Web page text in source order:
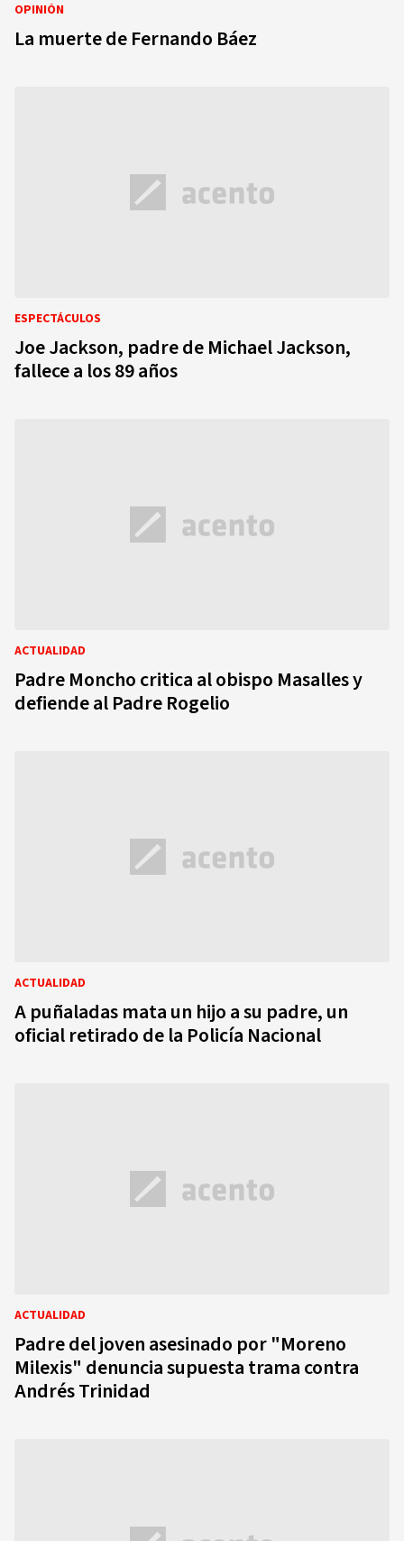
OPINIÓN
La muerte de Fernando Báez
ESPECTÁCULOS
Joe Jackson, padre de Michael Jackson,
fallece a los 89 años
ACTUALIDAD
Padre Moncho critica al obispo Masalles y
defiende al Padre Rogelio
ACTUALIDAD
A puñaladas mata un hijo a su padre, un
oficial retirado de la Policía Nacional
ACTUALIDAD
Padre del joven asesinado por "Moreno
Milexis" denuncia supuesta trama contra
Andrés Trinidad